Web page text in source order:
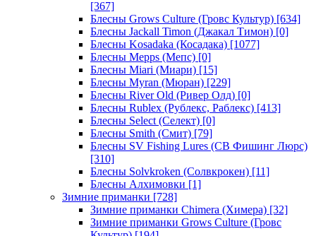
[367]
Блесны Grows Culture (Гровс Культур) [634]
Блесны Jackall Timon (Джакал Тимон) [0]
Блесны Kosadaka (Косадака) [1077]
Блесны Mepps (Мепс) [0]
Блесны Miari (Миари) [15]
Блесны Myran (Мюран) [229]
Блесны River Old (Ривер Олд) [0]
Блесны Rublex (Рублекс, Раблекс) [413]
Блесны Select (Селект) [0]
Блесны Smith (Смит) [79]
Блесны SV Fishing Lures (СВ Фишинг Люрс)
[310]
Блесны Solvkroken (Солвкрокен) [11]
Блесны Алхимовки [1]
Зимние приманки [728]
Зимние приманки Chimera (Химера) [32]
Зимние приманки Grows Culture (Гровс